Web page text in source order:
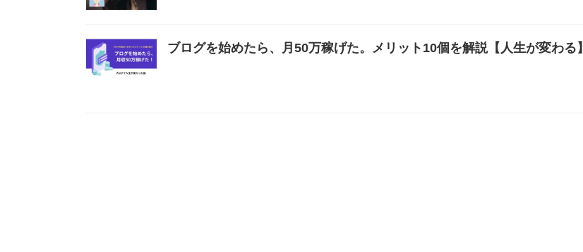
ブログを始めたら、月50万稼げた。メリット10個を解説【人生が変わる】